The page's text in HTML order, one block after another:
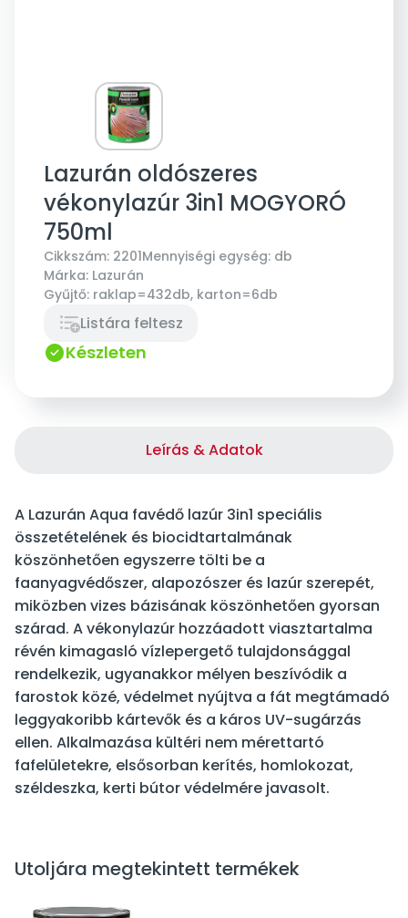
Lazurán oldószeres
vékonylazúr 3in1 MOGYORÓ
750ml
Cikkszám: 2201Mennyiségi egység: db
Márka: Lazurán
Gyűjtő: raklap=432db, karton=6db
Listára feltesz
Készleten
Leírás & Adatok
A Lazurán Aqua favédő lazúr 3in1 speciális
összetételének és biocidtartalmának
köszönhetően egyszerre tölti be a
faanyagvédőszer, alapozószer és lazúr szerepét,
miközben vizes bázisának köszönhetően gyorsan
szárad. A vékonylazúr hozzáadott viasztartalma
révén kimagasló vízlepergető tulajdonsággal
rendelkezik, ugyanakkor mélyen beszívódik a
farostok közé, védelmet nyújtva a fát megtámadó
leggyakoribb kártevők és a káros UV-sugárzás
ellen. Alkalmazása kültéri nem mérettartó
fafelületekre, elsősorban kerítés, homlokozat,
széldeszka, kerti bútor védelmére javasolt.
Utoljára megtekintett termékek